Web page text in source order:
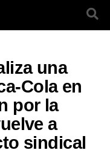
una
Cola en
por la
a
sindical